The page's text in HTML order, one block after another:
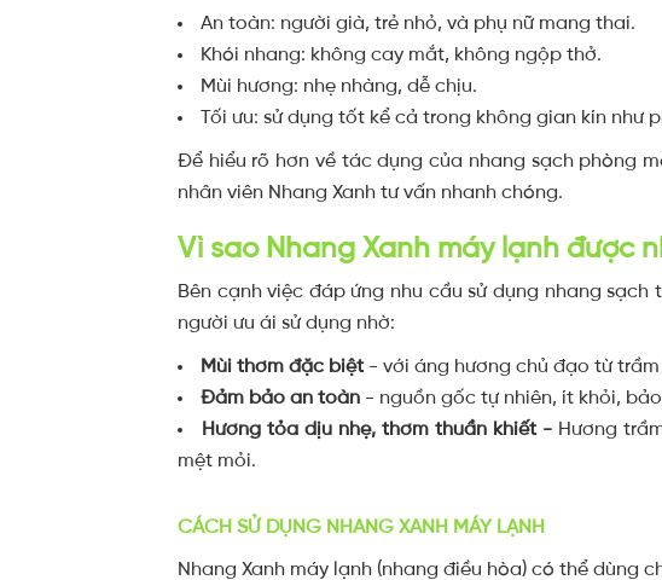
An toàn: người già, trẻ nhỏ, và phụ nữ mang thai.
Khói nhang: không cay mắt, không ngộp thở.
Mùi hương: nhẹ nhàng, dễ chịu.
Tối ưu: sử dụng tốt kể cả trong không gian kín như
Để hiểu rõ hơn về tác dụng của nhang sạch phòng
nhân viên Nhang Xanh tư vấn nhanh chóng.
Vì sao Nhang Xanh máy lạnh được
Bên cạnh việc đáp ứng nhu cầu sử dụng nhang sạch
người ưu ái sử dụng nhờ:
Mùi thơm đặc biệt - với áng hương chủ đạo từ
Đảm bảo an toàn - nguồn gốc tự nhiên, ít khỏi,
Hương tỏa dịu nhẹ, thơm thuần khiết - Hương
mệt mỏi.
CÁCH SỬ DỤNG NHANG XANH MÁY LẠNH
Nhang Xanh máy lạnh (nhang điều hòa) có thể dùng